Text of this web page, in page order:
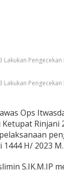
Ops
Rinjani
H/ 2023 M.
S.IK.M.IP